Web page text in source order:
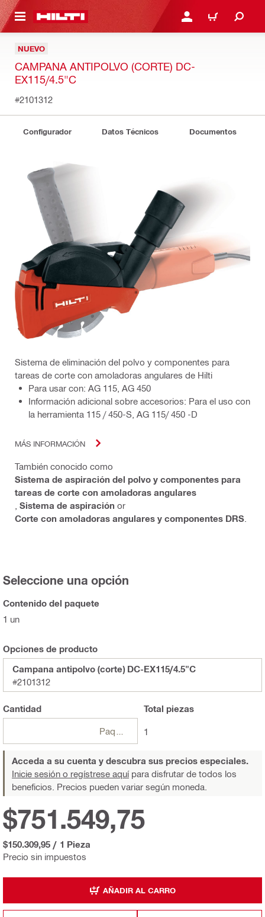
PRINCIPAL INICIE SESIÓN O
CARRITO
NUEVO
CAMPANA ANTIPOLVO (CORTE) DC-
EX115/4.5"C
#2101312
Configurador Datos Técnicos Documentos
Sistema de eliminación del polvo y componentes para
tareas de corte con amoladoras angulares de Hilti
Para usar con: AG 115, AG 450
Información adicional sobre accesorios: Para el uso con
la herramienta 115 / 450-S, AG 115/ 450 -D
MÁS INFORMACIÓN
También conocido como
Sistema de aspiración del polvo y componentes para
tareas de corte con amoladoras angulares
Sistema de aspiración or
Corte con amoladoras angulares y componentes DRS
Seleccione una opción
Contenido del paquete
1 un
Opciones de producto
Campana antipolvo (corte) DC-EX115/4.5"C
#2101312
Cantidad Total piezas
1
Acceda a su cuenta y descubra sus precios especiales.
Inicie sesión o regístrese aquípara disfrutar de todos los
beneficios. Precios pueden variar según moneda.
Precio sin impuestos
$751.549,75
$150.309,95 / 1 Pieza
AÑADIR AL CARRO